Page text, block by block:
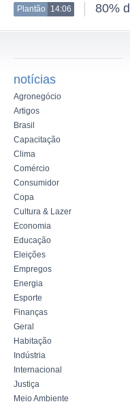
Plantão 14:06 80%
notícias
Agronegócio
Artigos
Brasil
Capacitação
Clima
Comércio
Consumidor
Copa
Cultura & Lazer
Economia
Educação
Eleições
Empregos
Energia
Esporte
Finanças
Geral
Habitação
Indústria
Internacional
Justiça
Meio Ambiente